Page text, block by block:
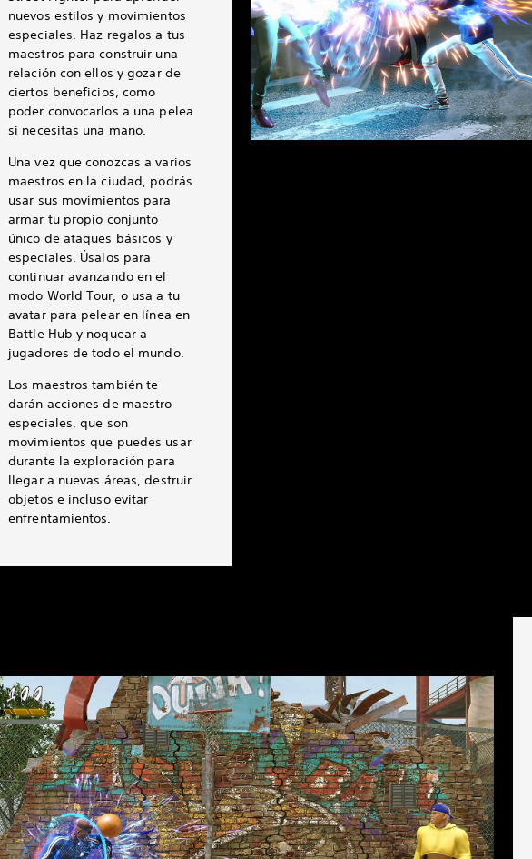
nuevos estilos y movimientos
especiales. Haz regalos a tus
maestros para construir una
relación con ellos y gozar de
ciertos beneficios, como
poder convocarlos a una pelea
si necesitas una mano.
Una vez que conozcas a varios
maestros en la ciudad, podrás
usar sus movimientos para
armar tu propio conjunto
único de ataques básicos y
especiales. Úsalos para
continuar avanzando en el
modo World Tour, o usa a tu
avatar para pelear en línea en
Battle Hub y noquear a
jugadores de todo el mundo.
Los maestros también te
darán acciones de maestro
especiales, que son
movimientos que puedes usar
durante la exploración para
llegar a nuevas áreas, destruir
objetos e incluso evitar
enfrentamientos.